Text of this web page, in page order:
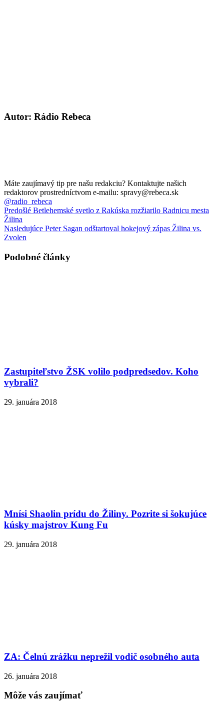
Autor: Rádio Rebeca
Máte zaujímavý tip pre našu redakciu? Kontaktujte našich
redaktorov prostredníctvom e-mailu: spravy@rebeca.sk
@radio_rebeca
Predošlé Betlehemské svetlo z Rakúska rozžiarilo Radnicu mesta
Žilina
Nasledujúce Peter Sagan odštartoval hokejový zápas Žilina vs.
Zvolen
Podobné články
Zastupiteľstvo ŽSK volilo podpredsedov. Koho
vybrali?
29. januára 2018
Mnísi Shaolin prídu do Žiliny. Pozrite si šokujúce
kúsky majstrov Kung Fu
29. januára 2018
ZA: Čelnú zrážku neprežil vodič osobného auta
26. januára 2018
Môže vás zaujímať